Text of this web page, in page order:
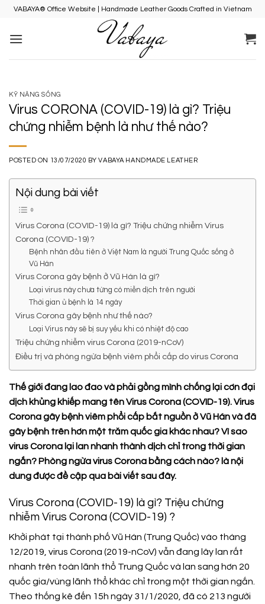
Skip
content
VABAYA® Office Website | Handmade Leather Goods Crafted in Vietnam
KỸ NĂNG SỐNG
Virus CORONA (COVID-19) là gì? Triệu
chứng nhiễm bệnh là như thế nào?
POSTED ON 13/07/2020 BYVABAYA HANDMADE LEATHER
Nội dung bài viết
Virus Corona (COVID-19) là gì? Triệu chứng nhiễm Virus
Corona (COVID-19) ?
Bệnh nhân đầu tiên ở Việt Nam là người Trung Quốc sống ở
Vũ Hán
Virus Corona gây bệnh ở Vũ Hán là gì?
Loại virus này chưa từng có miễn dịch trên người
Thời gian ủ bệnh là 14 ngày
Virus Corona gây bệnh như thế nào?
Loại Virus này sẽ bị suy yếu khi có nhiệt độ cao
Triệu chứng nhiễm virus Corona (2019-nCoV)
Điều trị và phòng ngừa bệnh viêm phổi cấp do virus Corona
Thế giới đang lao đao và phải gồng mình chống lại cơn đại
dịch khủng khiếp mang tên Virus Corona (COVID-19). Virus
Corona gây bệnh viêm phổi cấp bắt nguồn ở Vũ Hán và đã
gây bệnh trên hơn một trăm quốc gia khác nhau? Vì sao
virus Corona lại lan nhanh thành dịch chỉ trong thời gian
ngắn? Phòng ngừa virus Corona bằng cách nào? là nội
dung được đề cập qua bài viết sau đây.
Virus Corona (COVID-19) là gì? Triệu chứng
nhiễm Virus Corona (COVID-19) ?
Khởi phát tại thành phố Vũ Hán (Trung Quốc) vào tháng
12/2019, virus Corona (2019-nCoV) vẫn đang lây lan rất
nhanh trên toàn lãnh thổ Trung Quốc và lan sang hơn 20
quốc gia/vùng lãnh thổ khác chỉ trong một thời gian ngắn.
Theo thống kê đến 15h ngày 31/1/2020, đã có 213 người